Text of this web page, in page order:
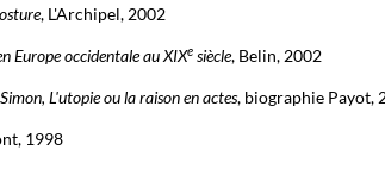
, L'Archipel, 2002
Europe occidentale au XIXe siècle, Belin, 2002
L'utopie ou la raison en actes, biographie Payot,
1998